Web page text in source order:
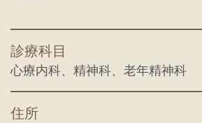
診療科目
心療内科、精神科、老年精神科
住所